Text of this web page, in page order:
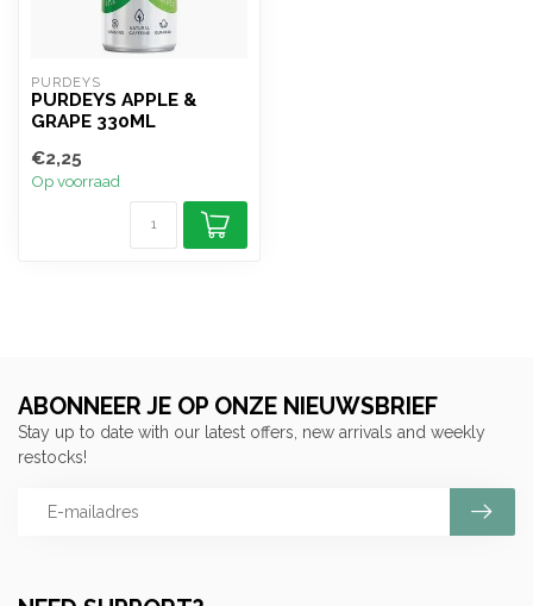
PURDEYS
PURDEYS APPLE &
GRAPE 330ML
€2,25
Op voorraad
ABONNEER JE OP ONZE NIEUWSBRIEF
Stay up to date with our latest offers, new arrivals and weekly
restocks!